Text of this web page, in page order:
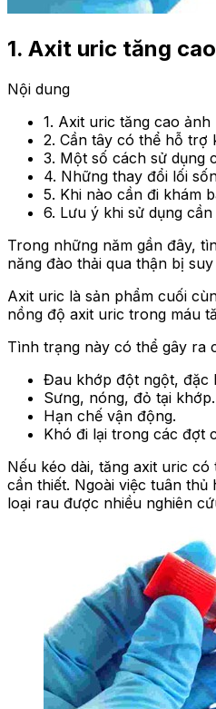
1. Axit uric tăng
Nội dung
1. Axit uric tăng cao
2. Cần tây có thể hỗ trợ
3. Một số cách sử dụng
4. Những thay đổi lối
5. Khi nào cần đi khám
6. Lưu ý khi sử dụng cần
Trong những năm gần đây,
năng đào thải qua thận bị suy
Axit uric là sản phẩm cuối
nồng độ axit uric trong máu
Tình trạng này có thể gây ra
Đau khớp đột ngột, đặc
Sưng, nóng, đỏ tại khớp.
Hạn chế vận động.
Khó đi lại trong các đợt
Nếu kéo dài, tăng axit uric
cần thiết. Ngoài việc tuân
loại rau được nhiều nghiên